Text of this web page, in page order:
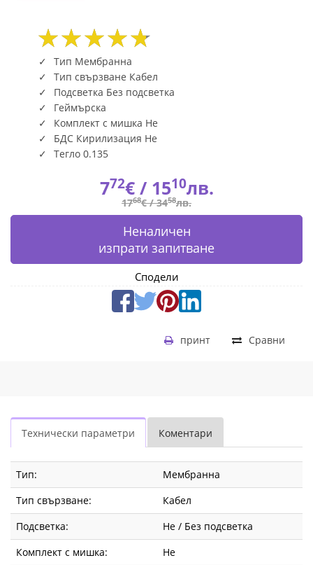
Fly.bg
Тип Мембранна
Тип свързване Кабел
Подсветка Без подсветка
Геймърска
Комплект с мишка Не
БДС Кирилизация Не
Тегло 0.135
772€ / 1510лв.
1768€ /3458лв.
Неналичен
изпрати запитване
Сподели
Сравни
принт
Технически параметри Коментари
Тип:
Мембранна
Тип свързване:
Кабел
Подсветка:
Не / Без подсветка
Комплект с мишка:
Не